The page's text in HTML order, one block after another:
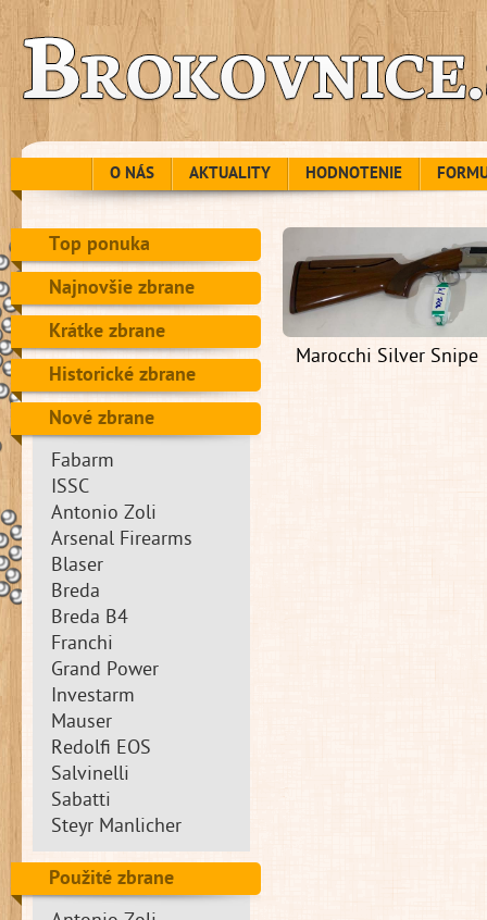
O NÁS AKTUALITY HODNOTENIE
Top ponuka
Najnovšie zbrane
Krátke zbrane
Historické zbrane
Nové zbrane
Fabarm
ISSC
Antonio Zoli
Arsenal Firearms
Blaser
Breda
Breda B4
Franchi
Grand Power
Investarm
Mauser
Redolfi EOS
Salvinelli
Sabatti
Steyr Manlicher
Použité zbrane
Marocchi Silver Snipe